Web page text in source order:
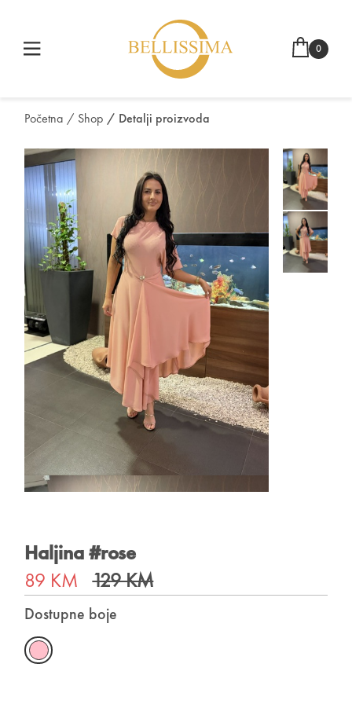
0
Početna / Shop / Detalji proizvoda
Haljina #rose
89 KM129 KM
Dostupne boje